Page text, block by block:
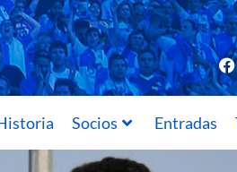
Socios Entradas